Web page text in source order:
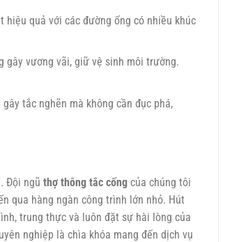
quả với các đường ống có nhiều khúc
vương vãi, giữ vệ sinh môi trường.
tắc nghẽn mà không cần đục phá,
Đội ngũ thợ thông tắc cống của chúng tôi
qua hàng ngàn công trình lớn nhỏ. Hút
trung thực và luôn đặt sự hài lòng của
nghiệp là chìa khóa mang đến dịch vụ